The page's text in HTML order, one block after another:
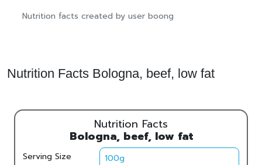
Nutrition facts created by user boong
Nutrition Facts Bologna, beef, low fat
Nutrition Facts
Bologna, beef, low fat
Serving Size